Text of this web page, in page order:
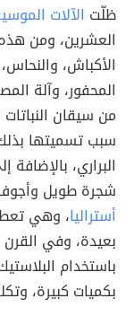
ظلّت الآلات
العشرين، ومن
الأكباش،
من سيقان
سبب تسميتها
البراري،
شجرة طويل
أستراليا، وهي
بعيدة، وفي القرن
باستخدام
بكميات كبيرة،